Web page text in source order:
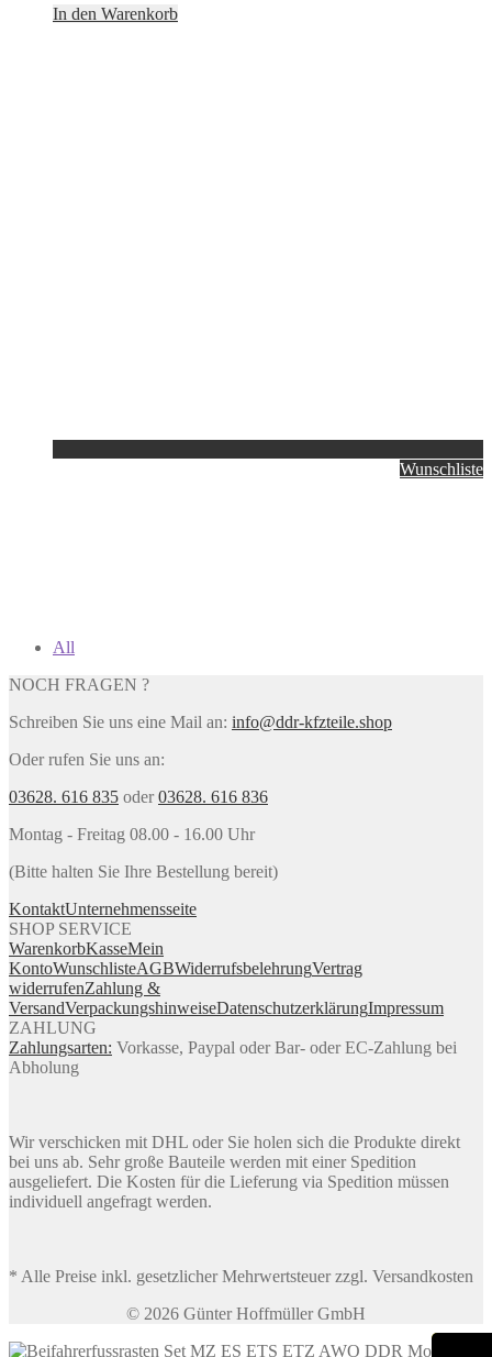
In den Warenkorb
Wunschliste
All
NOCH FRAGEN ?
Schreiben Sie uns eine Mail an: info@ddr-kfzteile.shop
Oder rufen Sie uns an:
03628. 616 835 oder03628. 616 836
Montag - Freitag 08.00 - 16.00 Uhr
(Bitte halten Sie Ihre Bestellung bereit)
KontaktUnternehmensseite
SHOP SERVICE
WarenkorbKasseMein
KontoWunschlisteAGBWiderrufsbelehrungVertrag
widerrufenZahlung &
VersandVerpackungshinweiseDatenschutzerklärungImpressum
ZAHLUNG
Zahlungsarten: Vorkasse, Paypal oder Bar- oder EC-Zahlung bei
Abholung
Wir verschicken mit DHL oder Sie holen sich die Produkte direkt
bei uns ab. Sehr große Bauteile werden mit einer Spedition
ausgeliefert. Die Kosten für die Lieferung via Spedition müssen
individuell angefragt werden.
* Alle Preise inkl. gesetzlicher Mehrwertsteuer zzgl. Versandkosten
© 2026 Günter Hoffmüller GmbH